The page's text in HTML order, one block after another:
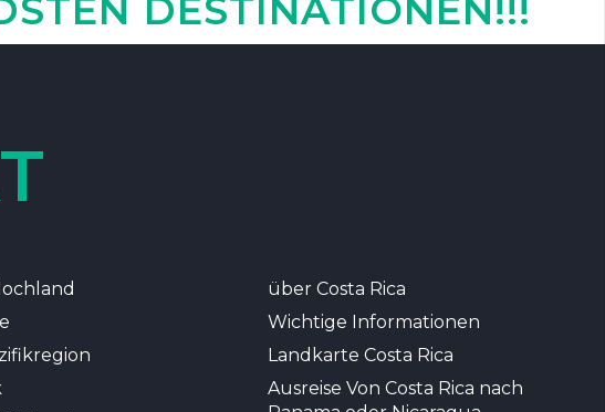
DESTINATIONEN!!!
über Costa Rica
Wichtige Informationen
Landkarte Costa Rica
Ausreise Von Costa Rica nach